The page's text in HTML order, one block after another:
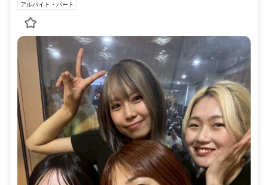
アルバイト・パート